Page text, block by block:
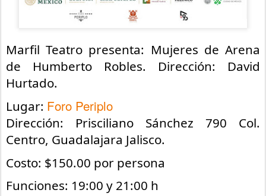
Marfil Teatro presenta: Mujeres de Arena
de Humberto Robles. Dirección: David
Hurtado.
Lugar: Foro Periplo
Dirección: Prisciliano Sánchez 790 Col.
Centro, Guadalajara Jalisco.
Costo: $150.00 por persona
Funciones: 19:00 y 21:00 h